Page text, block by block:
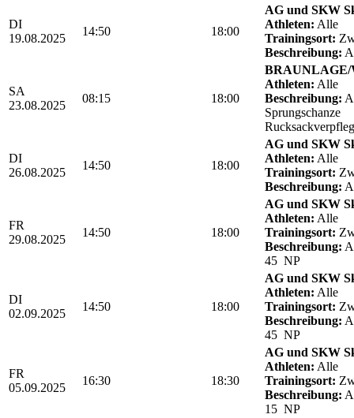
DI
19.08.2025
14:50 18:00
AG und SKW
Athleten: Alle
Trainingsort:
Beschreibung:
SA
23.08.2025
08:15 18:00
BRAUNLAGE/
Athleten: Alle
Beschreibung:
Sprungschanze
DI
26.08.2025
14:50 18:00
AG und SKW
Athleten: Alle
Trainingsort:
Beschreibung:
FR
29.08.2025
14:50 18:00
AG und SKW
Athleten: Alle
Trainingsort:
Beschreibung:
45 NP
DI
02.09.2025
14:50 18:00
AG und SKW
Athleten: Alle
Trainingsort:
Beschreibung:
45 NP
FR
05.09.2025
16:30 18:30
AG und SKW
Athleten: Alle
Trainingsort:
Beschreibung:
15 NP